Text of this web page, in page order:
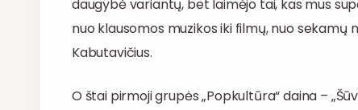
daugybė variantų, bet laimėjo tai, kas mus
nuo klausomos muzikos iki filmų, nuo sekamų
Kabutavičius.
O štai pirmoji grupės „Popkultūra“ daina –